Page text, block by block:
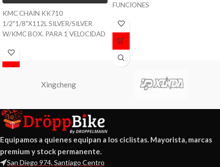
KMC CHAIN KK710
1/2"1/8"X112L SILVER/SILVER
W/KMC BOX. PARA 1 VELOCIDAD
FUNCIONES
Xingcheng
Equipamos a quienes equipan a los ciclistas. Mayorista, marcas
premium y stock permanente.
San Diego 974, Santiago Centro